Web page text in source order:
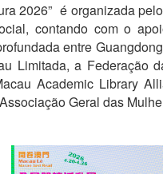
2026” é organizada
contando com o
entre
Limitada, a
Academic Library
Geral das